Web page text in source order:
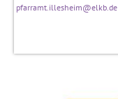
pfarramt.illesheim@elkb.de